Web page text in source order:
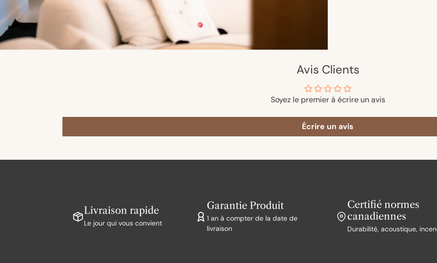
Avis Clients
Soyez le premier à écrire un avis
Écrire un avis
Livraison rapide
Le jour qui vous convient
Garantie Produit
1 an à compter de la date de
livraison
Certifié normes
canadiennes
Durabilité, acoustique,